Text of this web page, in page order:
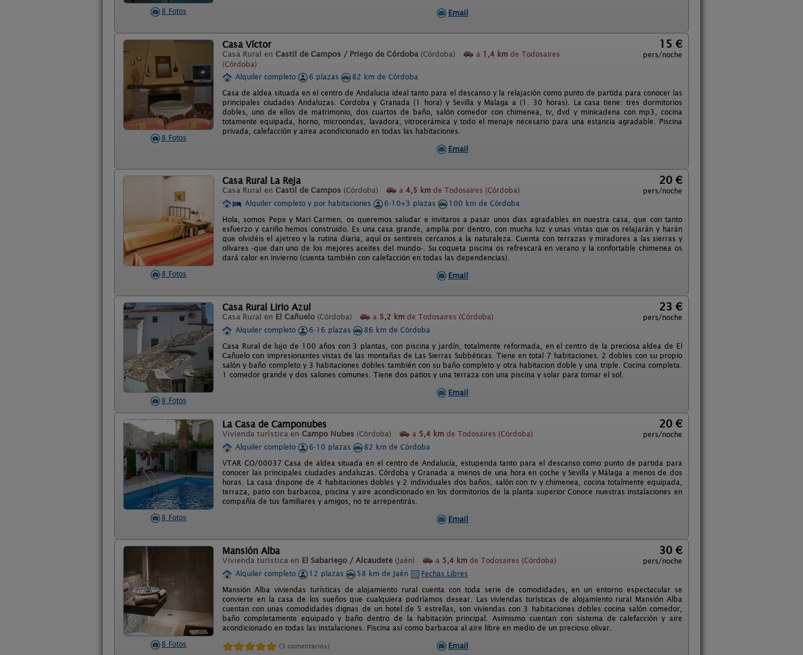
8 Fotos
Email
8 Fotos
Casa Víctor
Casa Rural en Castil de Campos / Priego de Córdoba (Córdoba) a 1,4 km de Todosaires
(Córdoba)
15 €
pers/noche
Alquiler completo 6 plazas
82 km de Córdoba
Casa de aldea situada en el centro de Andalucia ideal tanto para el descanso y la relajación como punto de partida para conocer las
principales ciudades Andaluzas. Cordoba y Granada (1 hora) y Sevilla y Malaga a (1. 30 horas). La casa tiene: tres dormitorios
dobles, uno de ellos de matrimonio, dos cuartos de baño, salón comedor con chimenea, tv, dvd y minicadena con mp3, cocina
totamente equipada, horno, microondas, lavadora, vitrocerámica y todo el menaje necesario para una estancia agradable. Piscina
privada, calefacción y airea acondicionado en todas las habitaciones.
Email
8 Fotos
Casa Rural La Reja
Casa Rural en Castil de Campos (Córdoba) a 4,5 km de Todosaires (Córdoba)
20 €
pers/noche
Alquiler completo y por habitaciones
6-10+3 plazas
100 km de Córdoba
Hola, somos Pepe y Mari Carmen, os queremos saludar e invitaros a pasar unos dias agradables en nuestra casa, que con tanto
esfuerzo y cariño hemos construido. Es una casa grande, amplia por dentro, con mucha luz y unas vistas que os relajarán y harán
que olvidéis el ajetreo y la rutina diaria, aquí os sentireis cercanos a la naturaleza. Cuenta con terrazas y miradores a las sierras y
olivares -que dan uno de los mejores aceites del mundo-. Su coqueta piscina os refrescará en verano y la confortable chimenea os
dará calor en invierno (cuenta también con calefacción en todas las dependencias).
Email
8 Fotos
Casa Rural Lirio Azul
Casa Rural en El Cañuelo (Córdoba) a 5,2 km de Todosaires (Córdoba)
23 €
pers/noche
Alquiler completo
6-16 plazas
86 km de Córdoba
Casa Rural de lujo de 100 años con 3 plantas, con piscina y jardín, totalmente reformada, en el centro de la preciosa aldea de El
Cañuelo con impresionantes vistas de las montañas de Las Sierras Subbéticas. Tiene en total 7 habitaciones. 2 dobles con su propio
salón y baño completo y 3 habitaciones dobles también con su baño completo y otra habitacion doble y una triple. Cocina completa.
1 comedor grande y dos salones comunes. Tiene dos patios y una terraza con una piscina y solar para tomar el sol.
Email
8 Fotos
La Casa de Camponubes
Vivienda turística en Campo Nubes (Córdoba) a 5,4 km de Todosaires (Córdoba)
20 €
pers/noche
Alquiler completo
6-10 plazas
82 km de Córdoba
VTAR CO/00037 Casa de aldea situada en el centro de Andalucía, estupenda tanto para el descanso como punto de partida para
conocer las principales ciudades andaluzas. Córdoba y Granada a menos de una hora en coche y Sevilla y Málaga a menos de dos
horas. La casa dispone de 4 habitaciones dobles y 2 individuales dos baños, salón con tv y chimenea, cocina totalmente equipada,
terraza, patio con barbacoa, piscina y aire acondicionado en los dormitorios de la planta superior Conoce nuestras instalaciones en
compañía de tus familiares y amigos, no te arrepentirás.
Email
8 Fotos
Mansión Alba
Vivienda turística en El Sabariego / Alcaudete (Jaén) a 5,4 km de Todosaires (Córdoba)
30 €
pers/noche
Alquiler completo
12 plazas 58 km de Jaén
Fechas Libres
Mansión Alba viviendas turísticas de alojamiento rural cuenta con toda serie de comodidades, en un entorno espectacular se
convierte en la casa de los sueños que cualquiera podríamos desear. Las viviendas turísticas de alojamiento rural Mansión Alba
cuentan con unas comodidades dignas de un hotel de 5 estrellas, son viviendas con 3 habitaciones dobles cocina salón comedor,
baño completamente equipado y baño dentro de la habitación principal. Asimismo cuentan con sistema de calefacción y aire
acondicionado en todas las instalaciones. Piscina así como barbacoa al aire libre en medio de un precioso olivar.
(3 comentarios) Email